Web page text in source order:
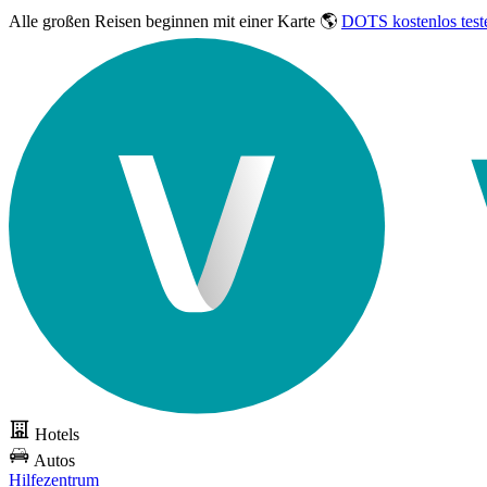
Alle großen Reisen beginnen mit einer Karte 🌎 DOTS kostenlos
Hotels
Autos
Hilfezentrum